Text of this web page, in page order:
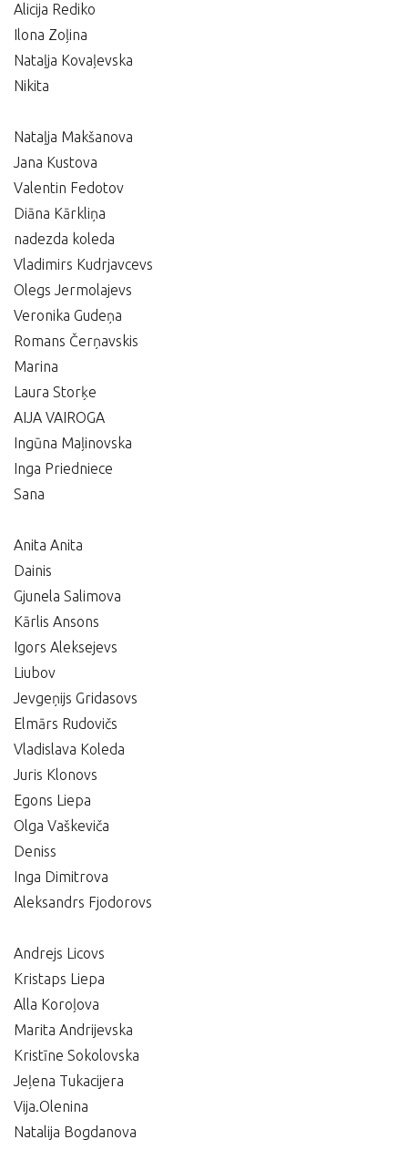
Alicija Rediko
Ilona Zoļina
Nataļja Kovaļevska
Nikita
Nataļja Makšanova
Jana Kustova
Valentin Fedotov
Diāna Kārkliņa
nadezda koleda
Vladimirs Kudrjavcevs
Olegs Jermolajevs
Veronika Gudeņa
Romans Čerņavskis
Marina
Laura Storķe
AIJA VAIROGA
Ingūna Maļinovska
Inga Priedniece
Sana
Anita Anita
Dainis
Gjunela Salimova
Kārlis Ansons
Igors Aleksejevs
Liubov
Jevgeņijs Gridasovs
Elmārs Rudovičs
Vladislava Koleda
Juris Klonovs
Egons Liepa
Olga Vaškeviča
Deniss
Inga Dimitrova
Aleksandrs Fjodorovs
Andrejs Licovs
Kristaps Liepa
Alla Koroļova
Marita Andrijevska
Kristīne Sokolovska
Jeļena Tukacijera
Vija.Olenina
Natalija Bogdanova